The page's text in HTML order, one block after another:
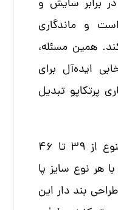
برابر سایش و
و ماندگاری
همین مسئله،
ایده‌آل برای
پرتکاپو تبدیل
این کفش در سایزبندی متنوع از ۳۹ تا ۴۶
هر نوع سایز پا
بند دار این